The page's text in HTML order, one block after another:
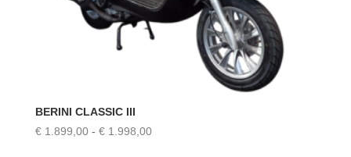
BERINI CLASSIC III
€1.899,00 - €1.998,00Prijsklasse: